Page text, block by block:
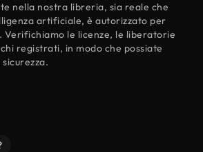
nella nostra libreria, sia reale che
artificiale, è autorizzato per
Verifichiamo le licenze, le liberatorie
registrati, in modo che possiate